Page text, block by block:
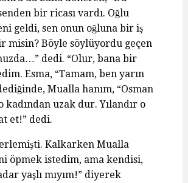
bir ricası vardı. Oğlu
geldi, sen onun oğluna bir iş
misin? Böyle söylüyordu geçen
dedi. “Olur, bana bir
Esma, “Tamam, ben yarın
Mualla hanım, “Osman
kadından uzak dur. Yılandır o
et!” dedi.
Kalkarken Mualla
öpmek istedim, ama kendisi,
yaşlı mıyım!” diyerek